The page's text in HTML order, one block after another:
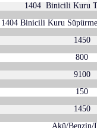
1404 Binicili Kuru
1404 Binicili Kuru
1450
800
9100
150
1450
Akü/Benzin/